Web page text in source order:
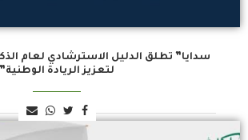
لتعزيز الريادة الوطنية”